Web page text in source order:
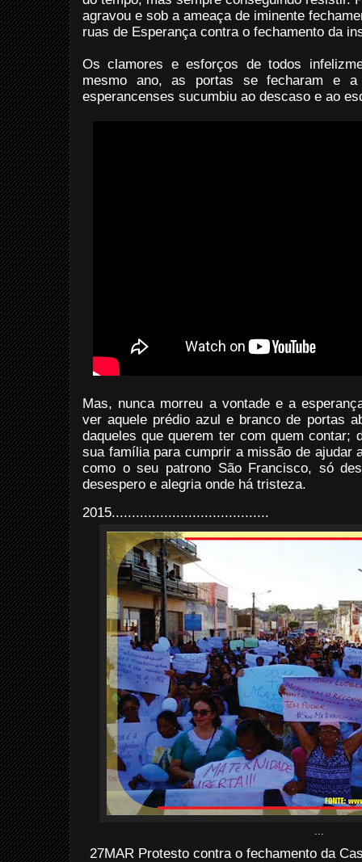
agravou e sob a ameaça de iminente
ruas de Esperança contra o fechamento da
Os clamores e esforços de todos
mesmo ano, as portas se fecharam e
esperancenses sucumbiu ao descaso e ao
Mas, nunca morreu a vontade e a
ver aquele prédio azul e branco de portas
daqueles que querem ter com quem contar;
sua família para cumprir a missão de ajudar
como o seu patrono São Francisco, só
desespero e alegria onde há tristeza.
2015.......................................
...
27MAR Protesto contra o fechamento da